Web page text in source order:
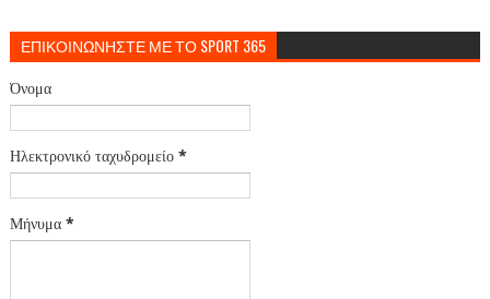
ΕΠΙΚΟΙΝΩΝΗΣΤΕ ΜΕ ΤΟ SPORT 365
Όνομα
Ηλεκτρονικό ταχυδρομείο *
Μήνυμα *